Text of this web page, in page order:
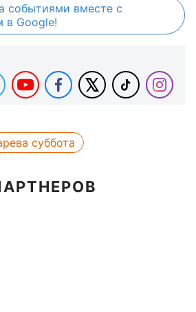
событиями вместе с
в Google!
суббота